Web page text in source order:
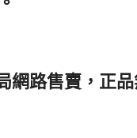
路售賣，正品